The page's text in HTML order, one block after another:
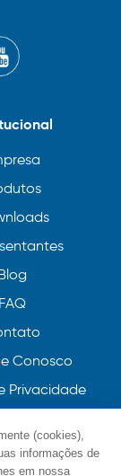
FAQ
Conosco
Privacidade
(cookies),
informações de
em nossa